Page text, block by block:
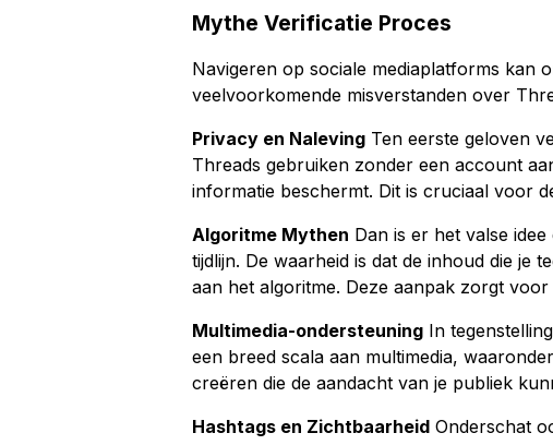
Mythe Verificatie Proces
Navigeren op sociale mediaplatforms kan
veelvoorkomende misverstanden over
Privacy en Naleving Ten eerste geloven
Threads gebruiken zonder een account
informatie beschermt. Dit is cruciaal voor
Algoritme Mythen Dan is er het valse
tijdlijn. De waarheid is dat de inhoud die je
aan het algoritme. Deze aanpak zorgt
Multimedia-ondersteuning In
een breed scala aan multimedia,
creëren die de aandacht van je publiek
Hashtags en Zichtbaarheid Onderschat